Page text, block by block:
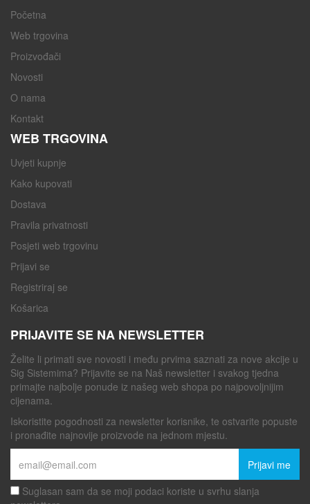
Početna
Web trgovina
Proizvođači
Novosti
O nama
Kontakt
WEB TRGOVINA
Uvjeti kupnje
Kako kupovati
Dostava
Pravila privatnosti
Posjeti web trgovinu
Prijavi se
Registriraj se
Košarica
PRIJAVITE SE NA NEWSLETTER
Želite li primati sve novosti i među prvima saznati za nove akcije u
Sig Sistemima? Prijavite se na Naš newsletter i svakog tjedna
primajte najbolje ponude iz našeg web shopa po najpovoljnijim
cijenama.
Iskoristite pogodnosti za newsletter korisnike, te ostvarite popuste
i pronađite najnovije proizvode na jednom mjestu.
Prijavi me
Suglasan sam da se moji podaci koriste u svrhu slanja